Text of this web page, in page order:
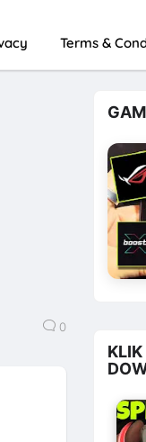
Terms &
0